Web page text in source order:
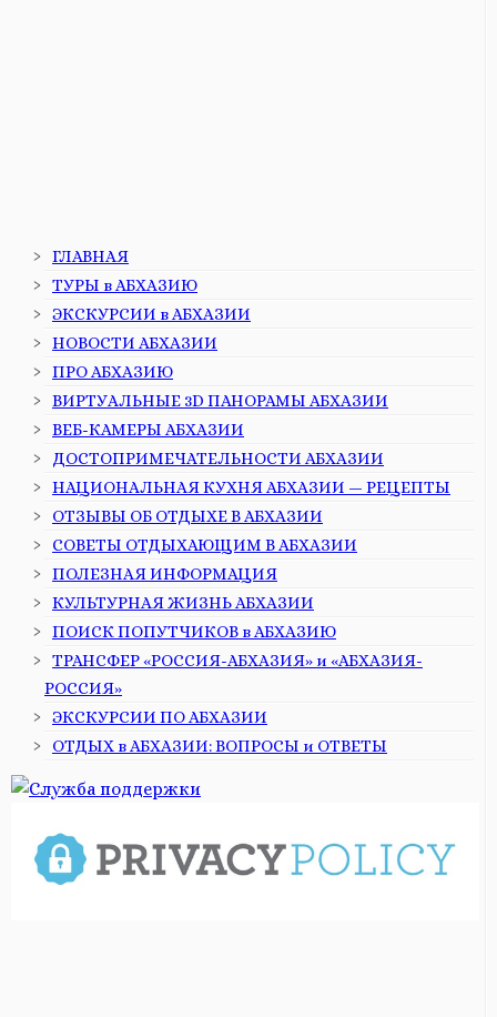
ГЛАВНАЯ
ТУРЫ в АБХАЗИЮ
ЭКСКУРСИИ в АБХАЗИИ
НОВОСТИ АБХАЗИИ
ПРО АБХАЗИЮ
ВИРТУАЛЬНЫЕ 3D ПАНОРАМЫ АБХАЗИИ
ВЕБ-КАМЕРЫ АБХАЗИИ
ДОСТОПРИМЕЧАТЕЛЬНОСТИ АБХАЗИИ
НАЦИОНАЛЬНАЯ КУХНЯ АБХАЗИИ — РЕЦЕПТЫ
ОТЗЫВЫ ОБ ОТДЫХЕ В АБХАЗИИ
СОВЕТЫ ОТДЫХАЮЩИМ В АБХАЗИИ
ПОЛЕЗНАЯ ИНФОРМАЦИЯ
КУЛЬТУРНАЯ ЖИЗНЬ АБХАЗИИ
ПОИСК ПОПУТЧИКОВ в АБХАЗИЮ
ТРАНСФЕР «РОССИЯ-АБХАЗИЯ» и «АБХАЗИЯ-
РОССИЯ»
ЭКСКУРСИИ ПО АБХАЗИИ
ОТДЫХ в АБХАЗИИ: ВОПРОСЫ и ОТВЕТЫ